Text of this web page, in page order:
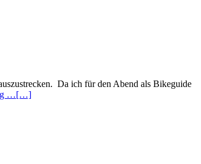
Da ich für den Abend als Bikeguide
…[…]